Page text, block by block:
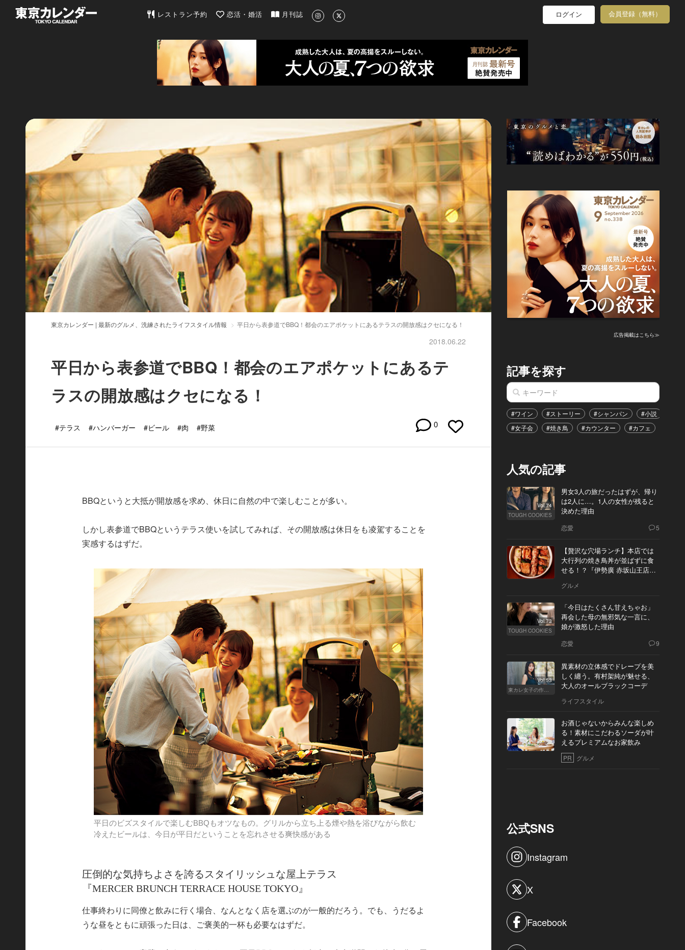
東京カレンダー | 最新のグルメ、洗練されたライフスタイル情報
レストラン予約 恋活・婚活 月刊誌 ログイン 会員登録（無料）
東京カレンダー | 最新のグルメ、洗練されたライフスタイル情報 平日から表参道でBBQ！都会のエアポケットにあるテラスの開放感はクセになる！
2018.06.22
平日から表参道でBBQ！都会のエアポケットにあるテ
ラスの開放感はクセになる！
#テラス #ハンバーガー #ビール #肉 #野菜 0
BBQというと大抵が開放感を求め、休日に自然の中で楽しむことが多い。
しかし表参道でBBQというテラス使いを試してみれば、その開放感は休日をも凌駕することを
実感するはずだ。
平日のビズスタイルで楽しむBBQもオツなもの。グリルから立ち上る煙や熱を浴びながら飲む
冷えたビールは、今日が平日だということを忘れさせる爽快感がある
圧倒的な気持ちよさを誇るスタイリッシュな屋上テラス
『MERCER BRUNCH TERRACE HOUSE TOKYO』
仕事終わりに同僚と飲みに行く場合、なんとなく店を選ぶのが一般的だろう。でも、うだるよ
うな昼をともに頑張った日は、ご褒美的一杯も必要なはずだ。
広告掲載はこちら≫
記事を探す
#ワイン #ストーリー #シャンパン #小説
#女子会
#焼き鳥 #カウンター #カフェ
人気の記事
Vol.74
TOUGH COOKIES
男女3人の旅だったはずが、帰り
は2人に…。1人の女性が残ると
決めた理由
恋愛 5
【贅沢な穴場ランチ】本店では
大行列の焼き鳥丼が並ばずに食
せる！？『伊勢廣 赤坂山王店』
グルメ
Vol.73
TOUGH COOKIES
「今日はたくさん甘えちゃお」
再会した母の無邪気な一言に、
娘が激怒した理由
恋愛 9
Vol.53
東カレ女子の作り方
異素材の立体感でドレープを美
しく纏う。有村架純が魅せる、
大人のオールブラックコーデ
ライフスタイル
お酒じゃないからみんな楽しめ
る！素材にこだわるソーダが叶
えるプレミアムなお家飲み
PR グルメ
公式SNS
Instagram
X
Facebook